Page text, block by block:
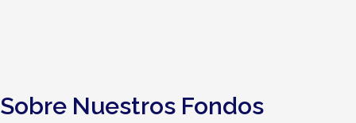
Sobre Nuestros Fondos